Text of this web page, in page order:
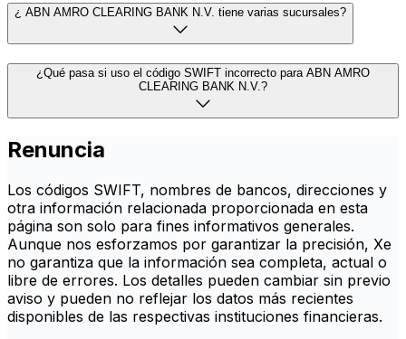
¿ ABN AMRO CLEARING BANK N.V. tiene varias sucursales?
¿Qué pasa si uso el código SWIFT incorrecto para ABN AMRO
CLEARING BANK N.V.?
Renuncia
Los códigos SWIFT, nombres de bancos, direcciones y
otra información relacionada proporcionada en esta
página son solo para fines informativos generales.
Aunque nos esforzamos por garantizar la precisión, Xe
no garantiza que la información sea completa, actual o
libre de errores. Los detalles pueden cambiar sin previo
aviso y pueden no reflejar los datos más recientes
disponibles de las respectivas instituciones financieras.